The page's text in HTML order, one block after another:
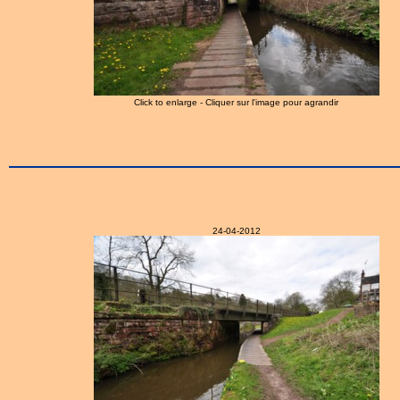
Click to enlarge - Cliquer sur l'image pour agrandir
24-04-2012